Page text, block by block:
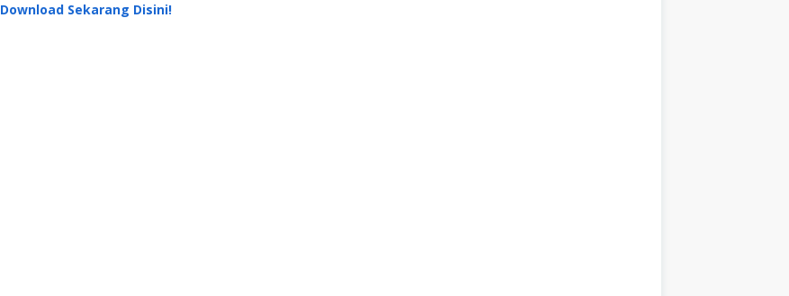
Download Sekarang Disini!